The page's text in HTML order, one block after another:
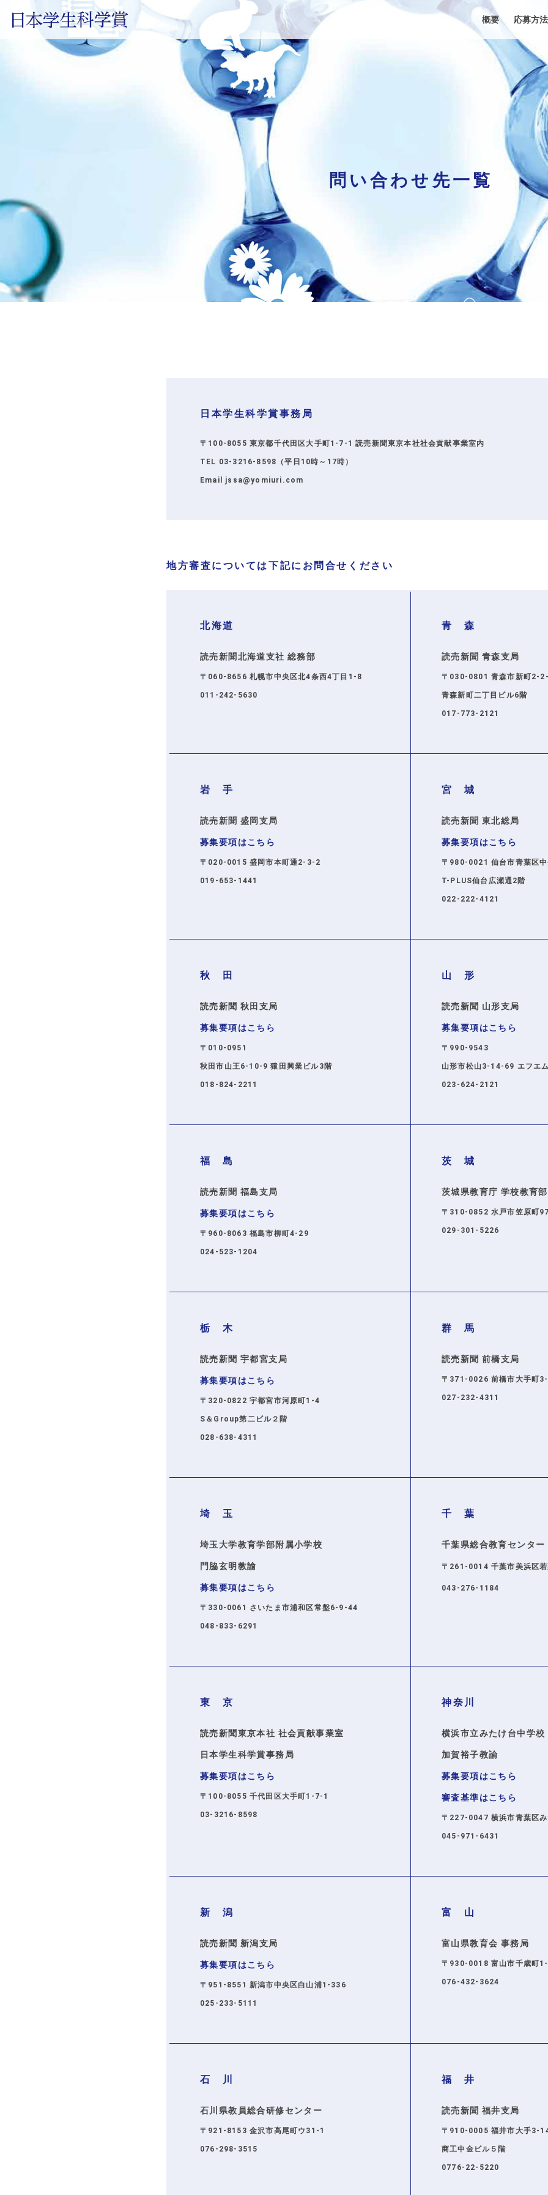
概要 応募方法
問い合わせ先一覧
日本学生科学賞事務局
〒100-8055 東京都千代田区大手町1-7-1読売新聞東京本社社会貢献事業室内
TEL 03-3216-8598（平日10時～17時）
Email jssa@yomiuri.com
地方審査については下記にお問合せください
北海道
読売新聞北海道支社 総務部
〒060-8656 札幌市中央区北4条西4丁目1-8
011-242-5630
青 森
読売新聞 青森支局
〒030-0801 青森市新町2-
青森新町二丁目ビル6階
017-773-2121
岩 手
読売新聞 盛岡支局
募集要項はこちら
〒020-0015 盛岡市本町通2-3-2
019-653-1441
宮 城
読売新聞 東北総局
募集要項はこちら
〒980-0021 仙台市青葉区
T-PLUS仙台広瀬通2階
022-222-4121
秋 田
読売新聞 秋田支局
募集要項はこちら
〒010-0951
秋田市山王6-10-9 猿田興業ビル3階
018-824-2211
山 形
読売新聞 山形支局
募集要項はこちら
〒990-9543
山形市松山3-14-69 エフエ
023-624-2121
福 島
読売新聞 福島支局
募集要項はこちら
〒960-8063 福島市柳町4-29
024-523-1204
茨 城
茨城県教育庁 学校教育
〒310-0852 水戸市笠原町
029-301-5226
栃 木
読売新聞 宇都宮支局
募集要項はこちら
〒320-0822 宇都宮市河原町1-4
S＆Group第二ビル２階
028-638-4311
群 馬
読売新聞 前橋支局
〒371-0026 前橋市大手町
027-232-4311
埼 玉
埼玉大学教育学部附属小学校
門脇玄明教諭
募集要項はこちら
〒330-0061 さいたま市浦和区常盤6-9-44
048-833-6291
千 葉
千葉県総合教育センター
〒261-0014 千葉市美浜
043-276-1184
東 京
読売新聞東京本社 社会貢献事業室
日本学生科学賞事務局
募集要項はこちら
〒100-8055 千代田区大手町1-7-1
03-3216-8598
神奈川
横浜市立みたけ台中学
加賀裕子教諭
募集要項はこちら
審査基準はこちら
〒227-0047 横浜市青葉区
045-971-6431
新 潟
読売新聞 新潟支局
募集要項はこちら
〒951-8551 新潟市中央区白山浦1-336
025-233-5111
富 山
富山県教育会 事務局
〒930-0018 富山市千歳町
076-432-3624
石 川
石川県教員総合研修センター
〒921-8153 金沢市高尾町ウ31-1
076-298-3515
福 井
読売新聞 福井支局
〒910-0005 福井市大手3-
商工中金ビル５階
0776-22-5220